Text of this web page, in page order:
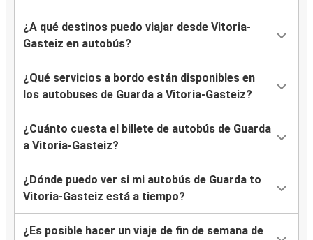
¿A qué destinos puedo viajar desde Vitoria-
Gasteiz en autobús?
¿Qué servicios a bordo están disponibles en
los autobuses de Guarda a Vitoria-Gasteiz?
¿Cuánto cuesta el billete de autobús de Guarda
a Vitoria-Gasteiz?
¿Dónde puedo ver si mi autobús de Guarda to
Vitoria-Gasteiz está a tiempo?
¿Es posible hacer un viaje de fin de semana de